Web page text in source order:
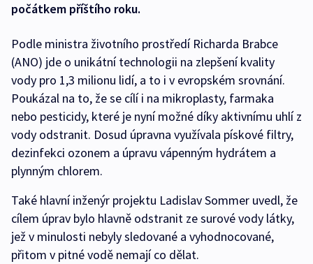
počátkem příštího roku.
Podle ministra životního prostředí Richarda Brabce
(ANO) jde o unikátní technologii na zlepšení kvality
vody pro 1,3 milionu lidí, a to i v evropském srovnání.
Poukázal na to, že se cílí i na mikroplasty, farmaka
nebo pesticidy, které je nyní možné díky aktivnímu uhlí z
vody odstranit. Dosud úpravna využívala pískové filtry,
dezinfekci ozonem a úpravu vápenným hydrátem a
plynným chlorem.
Také hlavní inženýr projektu Ladislav Sommer uvedl, že
cílem úprav bylo hlavně odstranit ze surové vody látky,
jež v minulosti nebyly sledované a vyhodnocované,
přitom v pitné vodě nemají co dělat.